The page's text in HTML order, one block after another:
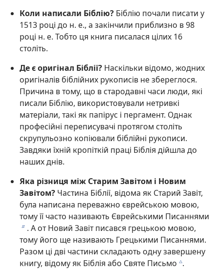
Коли написали Біблію? Біблію почали писати у
1513 році до н. е., а закінчили приблизно в 98
році н. е. Тобто ця книга писалася цілих 16
століть.
Де є оригінал Біблії? Наскільки відомо, жодних
оригіналів біблійних рукописів не збереглося.
Причина в тому, що в стародавні часи люди, які
писали Біблію, використовували нетривкі
матеріали, такі як папірус і пергамент. Однак
професійні переписувачі протягом століть
скрупульозно копіювали біблійні рукописи.
Завдяки їхній кропіткій праці Біблія дійшла до
наших днів.
Яка різниця між Старим Завітом і Новим
Завітом? Частина Біблії, відома як Старий Завіт,
була написана переважно єврейською мовою,
тому її часто називають Єврейськими Писаннями
b . А от Новий Завіт писався грецькою мовою,
тому його ще називають Грецькими Писаннями.
Разом ці дві частини складають одну завершену
книгу, відому як Біблія або Святе Письмо c.